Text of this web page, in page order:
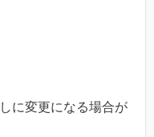
に変更になる場合が